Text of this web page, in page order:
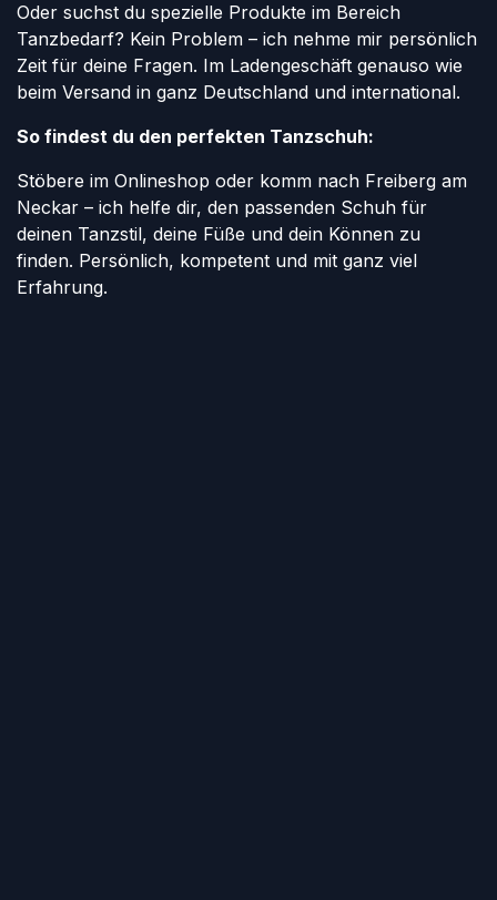
Oder suchst du spezielle Produkte im Bereich
Tanzbedarf? Kein Problem – ich nehme mir persönlich
Zeit für deine Fragen. Im Ladengeschäft genauso wie
beim Versand in ganz Deutschland und international.
So findest du den perfekten Tanzschuh:
Stöbere im Onlineshop oder komm nach Freiberg am
Neckar – ich helfe dir, den passenden Schuh für
deinen Tanzstil, deine Füße und dein Können zu
finden. Persönlich, kompetent und mit ganz viel
Erfahrung.